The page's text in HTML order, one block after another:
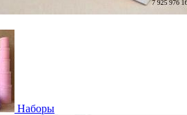
Наборы